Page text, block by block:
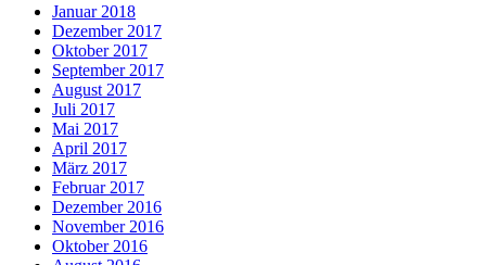
Januar 2018
Dezember 2017
Oktober 2017
September 2017
August 2017
Juli 2017
Mai 2017
April 2017
März 2017
Februar 2017
Dezember 2016
November 2016
Oktober 2016